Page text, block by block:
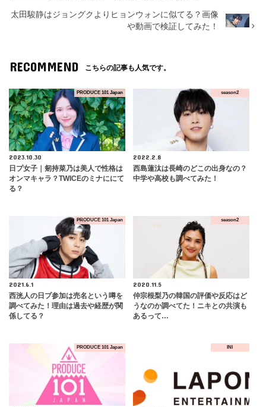
太田駿静はジョングクよりヒョンウォンに似てる？画像
や動画で検証してみた！
RECOMMEND こちらの記事も人気です。
PRODUCE 101 Japan
2023.10.30
日プ女子｜剱持菜乃は美人で性格は
オンマキャラ？TWICEのミナににて
る？
season2
2022.2.8
西島蓮汰は長崎のどこの出身なの？
中学や高校も調べてみた！
PRODUCE 101 Japan
2021.6.1
西洸人の日プ参加は売名という噂を
調べてみた！理由は過去や経歴が関
係してる？
season2
2020.11.5
仲宗根梨乃の韓国の評価や反応はど
うなのか調べてた！ニキとの共演も
あるって…
PRODUCE 101 Japan INI